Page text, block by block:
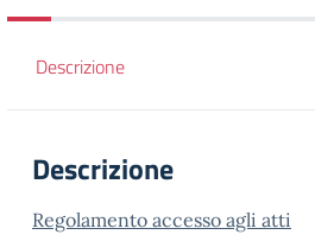
Descrizione
Descrizione
Regolamento accesso agli atti